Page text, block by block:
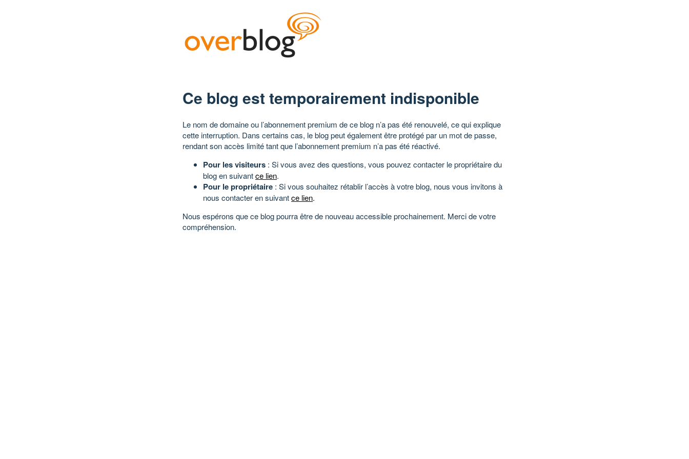
Ce blog est temporairement indisponible
Le nom de domaine ou l’abonnement premium de ce blog n’a pas été renouvelé, ce qui explique
cette interruption. Dans certains cas, le blog peut également être protégé par un mot de passe,
rendant son accès limité tant que l’abonnement premium n’a pas été réactivé.
Pour les visiteurs : Si vous avez des questions, vous pouvez contacter le propriétaire du
blog en suivantce lien.
Pour le propriétaire : Si vous souhaitez rétablir l’accès à votre blog, nous vous invitons à
nous contacter en suivantce lien.
Nous espérons que ce blog pourra être de nouveau accessible prochainement. Merci de votre
compréhension.